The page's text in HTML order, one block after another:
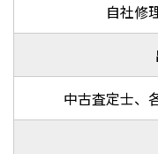
自社修
中古査定士、